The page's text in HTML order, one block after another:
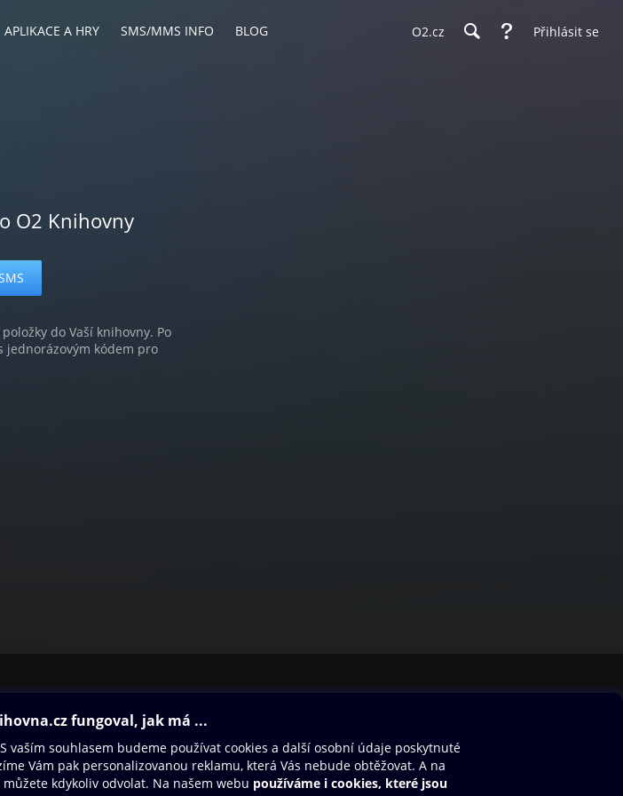
APLIKACE A HRY SMS/MMS INFO BLOG O2.cz Přihlásit se
O2 Knihovny
do Vaší knihovny. Po
jednorázovým kódem pro